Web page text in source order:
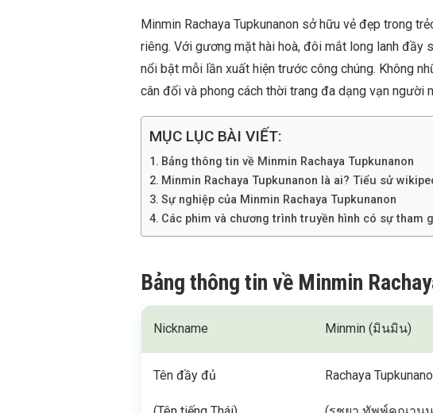
Minmin Rachaya Tupkunanon sở hữu vẻ đẹp trong
riêng. Với gương mặt hài hoà, đôi mắt long lanh đầy
nổi bật mỗi lần xuất hiện trước công chúng. Không
cân đối và phong cách thời trang đa dạng vạn người
MỤC LỤC BÀI VIẾT:
Bảng thông tin về Minmin Rachaya Tupkunanon
Minmin Rachaya Tupkunanon là ai? Tiểu sử
Sự nghiệp của Minmin Rachaya Tupkunanon
Các phim và chương trình truyền hình có sự tham
Bảng thông tin về Minmin
Nickname Minmin (มินมิน)
Tên đầy đủ Rachaya